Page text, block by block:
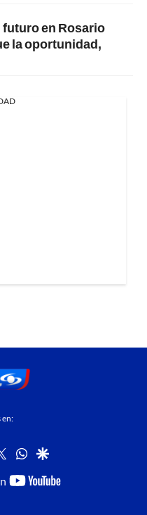
en Rosario
la oportunidad,
en:
twitterwhatsapp
google
youtube-